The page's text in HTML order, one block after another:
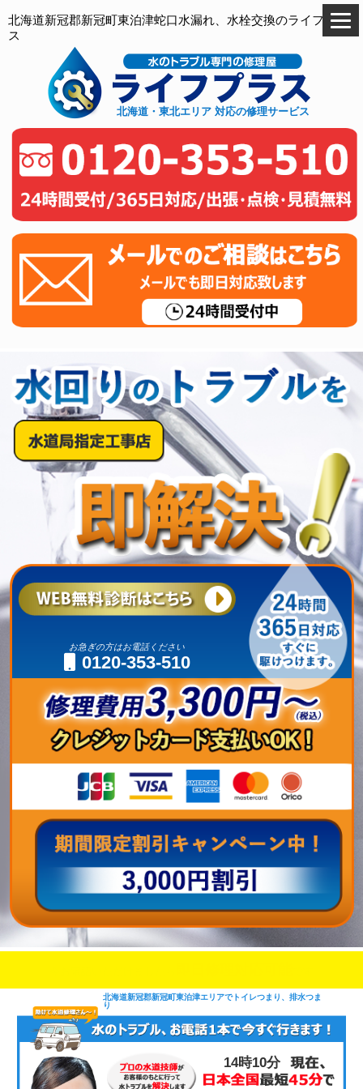
北海道新冠郡新冠町東泊津蛇口水漏れ、水栓交換のライフプラ
ス
北海道・東北エリア 対応の修理サービス
お急ぎの方はお電話ください
0120-353-510
北海道新冠郡新冠町東泊津エリアでトイレつまり、排水つま
り
14時10分